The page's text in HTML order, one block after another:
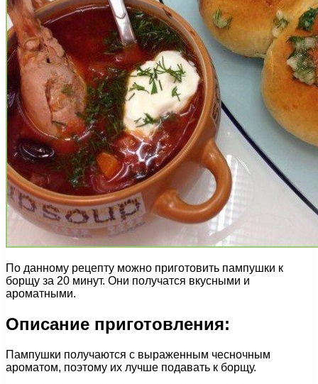
По данному рецепту можно приготовить пампушки к
борщу за 20 минут. Они получатся вкусными и
ароматными.
Описание приготовления:
Пампушки получаются с выраженным чесночным
ароматом, поэтому их лучше подавать к борщу.